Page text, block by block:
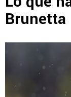
Brunetta